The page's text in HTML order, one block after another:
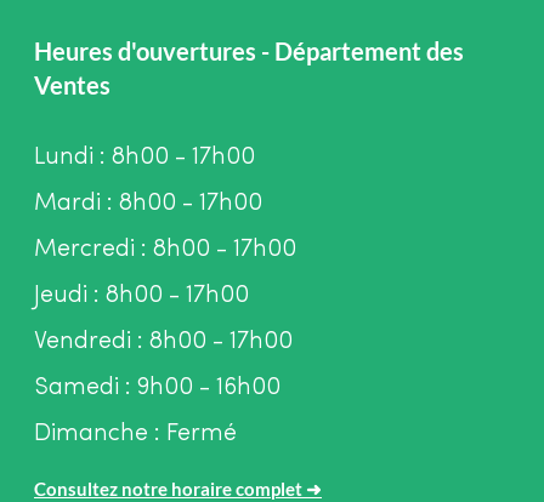
Heures d'ouvertures - Département des
Ventes
Lundi : 8h00 - 17h00
Mardi : 8h00 - 17h00
Mercredi : 8h00 - 17h00
Jeudi : 8h00 - 17h00
Vendredi : 8h00 - 17h00
Samedi : 9h00 - 16h00
Dimanche : Fermé
Consultez notre horaire complet ➜